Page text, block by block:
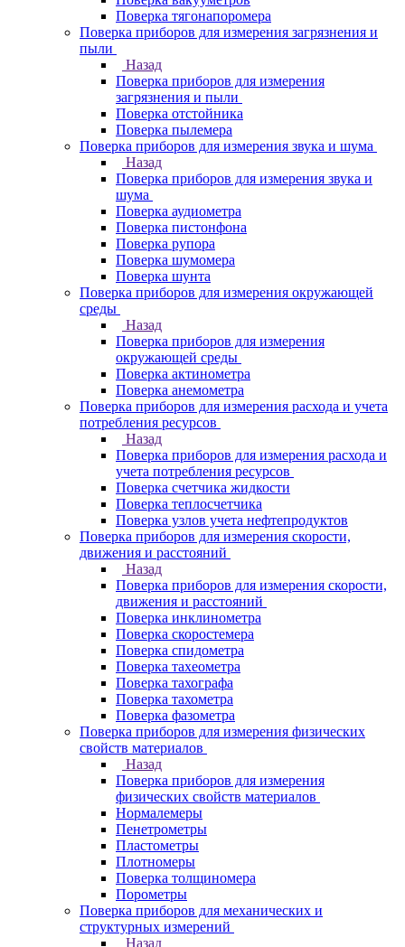
Поверка тягонапоромера
Поверка приборов для измерения загрязнения и
пыли
Назад
Поверка приборов для измерения
загрязнения и пыли
Поверка отстойника
Поверка пылемера
Поверка приборов для измерения звука и шума
Назад
Поверка приборов для измерения звука и
шума
Поверка аудиометра
Поверка пистонфона
Поверка рупора
Поверка шумомера
Поверка шунта
Поверка приборов для измерения окружающей
среды
Назад
Поверка приборов для измерения
окружающей среды
Поверка актинометра
Поверка анемометра
Поверка приборов для измерения расхода и учета
потребления ресурсов
Назад
Поверка приборов для измерения расхода и
учета потребления ресурсов
Поверка счетчика жидкости
Поверка теплосчетчика
Поверка узлов учета нефтепродуктов
Поверка приборов для измерения скорости,
движения и расстояний
Назад
Поверка приборов для измерения скорости,
движения и расстояний
Поверка инклинометра
Поверка скоростемера
Поверка спидометра
Поверка тахеометра
Поверка тахографа
Поверка тахометра
Поверка фазометра
Поверка приборов для измерения физических
свойств материалов
Назад
Поверка приборов для измерения
физических свойств материалов
Нормалемеры
Пенетрометры
Пластометры
Плотномеры
Поверка толщиномера
Порометры
Поверка приборов для механических и
структурных измерений
Назад